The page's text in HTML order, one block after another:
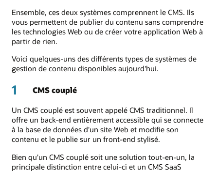
Ensemble, ces deux systèmes comprennent le CMS. Ils
vous permettent de publier du contenu sans comprendre
les technologies Web ou de créer votre application Web à
partir de rien.
Voici quelques-uns des différents types de systèmes de
gestion de contenu disponibles aujourd'hui.
1 CMS couplé
Un CMS couplé est souvent appelé CMS traditionnel. Il
offre un back-end entièrement accessible qui se connecte
à la base de données d'un site Web et modifie son
contenu et le publie sur un front-end stylisé.
Bien qu'un CMS couplé soit une solution tout-en-un, la
principale distinction entre celui-ci et un CMS SaaS